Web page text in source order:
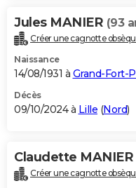
Jules MANIER (93
Créer une cagnotte
Naissance
14/08/1931 à Grand-Fort-
Décès
09/10/2024 à Lille (Nord)
Claudette MANIER
Créer une cagnotte